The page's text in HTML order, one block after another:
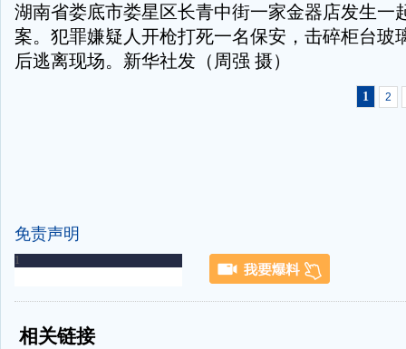
湖南省娄底市娄星区长青中街一家金器店发生一
案。犯罪嫌疑人开枪打死一名保安，击碎柜台玻
后逃离现场。新华社发（周强 摄）
1 2
免责声明
-
相关链接